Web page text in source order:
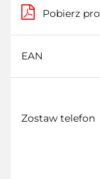
Pobierz
EAN
Zostaw telefon